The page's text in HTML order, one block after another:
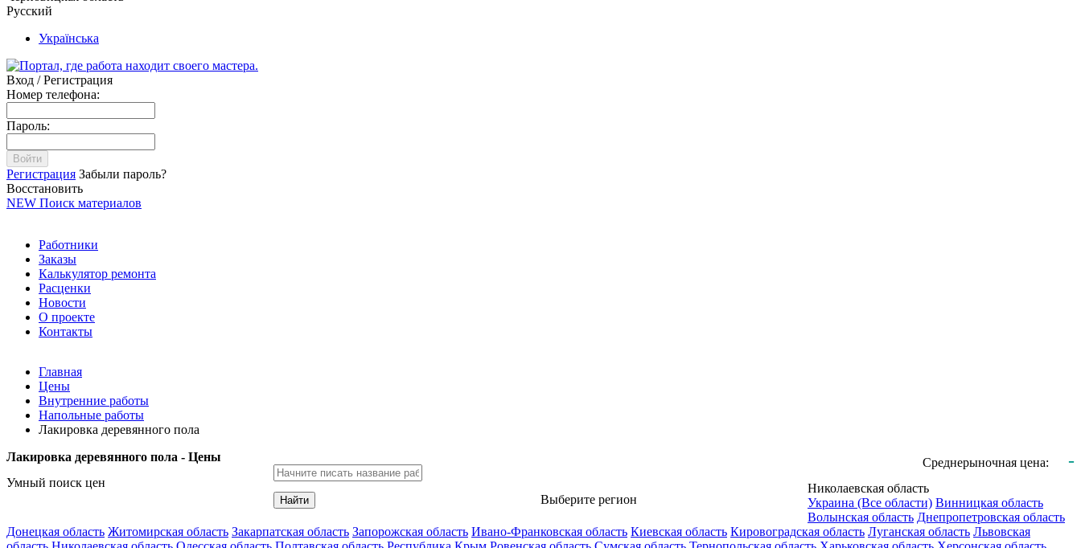
Русский
Українська
Вход / Регистрация
Номер телефона:
Пароль:
Войти
Регистрация Забыли пароль?
Восстановить
NEW Поиск материалов
Работники
Заказы
Калькулятор ремонта
Расценки
Новости
О проекте
Контакты
Главная
Цены
Внутренние работы
Напольные работы
Лакировка деревянного пола
Лакировка деревянного пола - Цены
Среднерыночная цена: -
Умный поиск цен
Найти Выберите регион
Николаевская область
Украина (Все области) Винницкая область
Волынская область Днепропетровская область
Донецкая область Житомирская область Закарпатская область Запорожская область Ивано-Франковская область Киевская область Кировоградская область Луганская область Львовская